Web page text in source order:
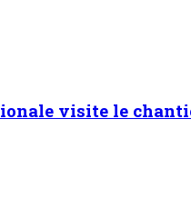
visite le